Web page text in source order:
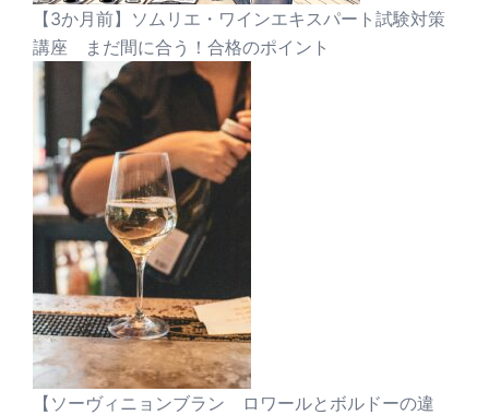
【3か月前】ソムリエ・ワインエキスパート試験対策
講座 まだ間に合う！合格のポイント
【ソーヴィニョンブラン ロワールとボルドーの違